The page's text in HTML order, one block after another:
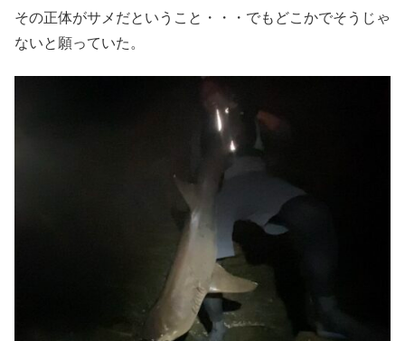
その正体がサメだということ・・・でもどこかでそうじゃ
ないと願っていた。